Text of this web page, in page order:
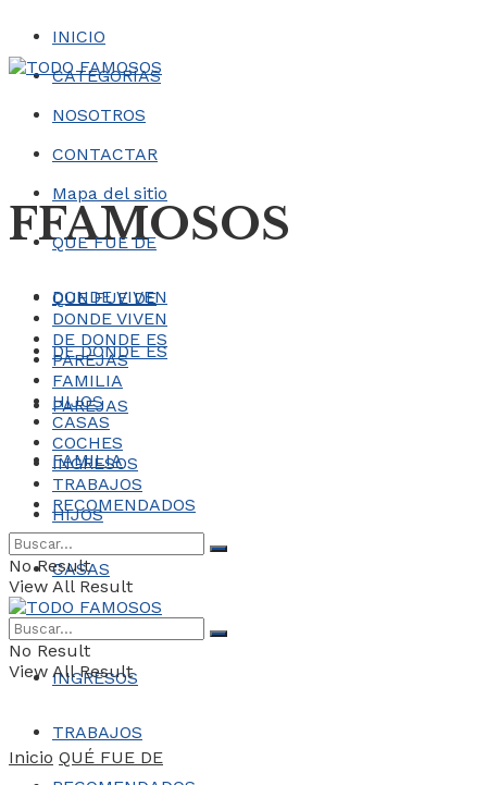
INICIO
CATEGORÍAS
NOSOTROS
CONTACTAR
Mapa del sitio
FFAMOSOS
QUE FUE DE
DONDE VIVEN
DE DONDE ES
PAREJAS
FAMILIA
HIJOS
CASAS
COCHES
INGRESOS
TRABAJOS
QUE FUE DE
DONDE VIVEN
DE DONDE ES
PAREJAS
FAMILIA
HIJOS
CASAS
COCHES
INGRESOS
TRABAJOS
RECOMENDADOS
No Result
View All Result
No Result
View All Result
Inicio QUÉ FUE DE